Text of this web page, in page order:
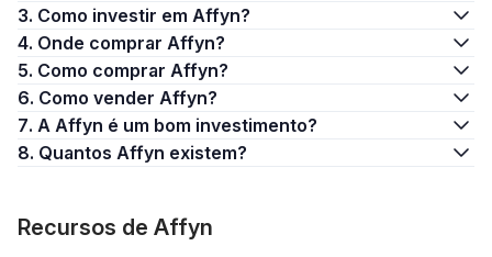
3. Como investir em Affyn?
4. Onde comprar Affyn?
5. Como comprar Affyn?
6. Como vender Affyn?
7. A Affyn é um bom investimento?
8. Quantos Affyn existem?
Recursos de Affyn